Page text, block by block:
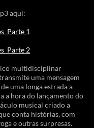
aqui:
1
2
multidisciplinar
uma mensagem
uma longa estrada a
a hora do lançamento do
musical criado a
conta histórias, com
e outras surpresas.